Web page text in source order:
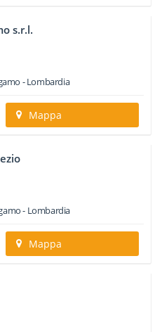
s.r.l.
-Lombardia
Mappa
- Lombardia
Mappa